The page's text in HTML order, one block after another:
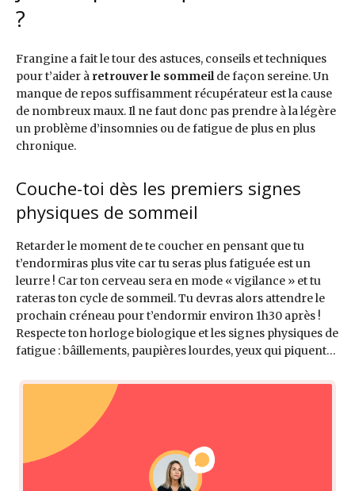
?
Frangine a fait le tour des astuces, conseils et techniques
pour t’aider à retrouver le sommeilde façon sereine. Un
manque de repos suffisamment récupérateur est la cause
de nombreux maux. Il ne faut donc pas prendre à la légère
un problème d’insomnies ou de fatigue de plus en plus
chronique.
Couche-toi dès les premiers signes
physiques de sommeil
Retarder le moment de te coucher en pensant que tu
t’endormiras plus vite car tu seras plus fatiguée est un
leurre ! Car ton cerveau sera en mode « vigilance » et tu
rateras ton cycle de sommeil. Tu devras alors attendre le
prochain créneau pour t’endormir environ 1h30 après !
Respecte ton horloge biologique et les signes physiques de
fatigue : bâillements, paupières lourdes, yeux qui piquent…